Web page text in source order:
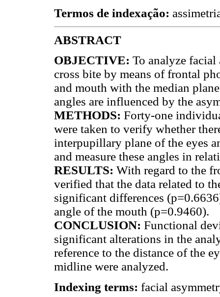
Termos de indexação:
ABSTRACT
OBJECTIVE: To analyze
cross bite by means of frontal
and mouth with the median
angles are influenced by the
METHODS: Forty-one
were taken to verify whether
interpupillary plane of the eyes
and measure these angles in
RESULTS: With regard to the
verified that the data related to
significant differences
angle of the mouth (p=0.9460).
CONCLUSION: Functional
significant alterations in the
reference to the distance of the
midline were analyzed.
Indexing terms: facial